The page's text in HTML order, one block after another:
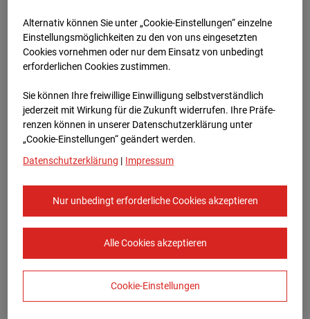
Stuttgart
Zur Übersicht
Europe/Berlin
Alternativ können Sie unter „Cookie-Einstellungen“ einzelne
Einstellungsmöglichkeiten zu den von uns eingesetzten
Cookies vornehmen oder nur dem Einsatz von unbedingt
erforderlichen Cookies zustimmen.
Sie können Ihre freiwillige Einwilligung selbstverständlich
jederzeit mit Wirkung für die Zukunft widerrufen. Ihre Prä­fe­
renzen können in unserer Datenschutzerklärung unter
„Cookie-Einstellungen“ geändert werden.
Datenschutzerklärung | Impressum
Nur unbedingt erforderliche Cookies akzeptieren
Alle Cookies akzeptieren
Cookie-Einstellungen